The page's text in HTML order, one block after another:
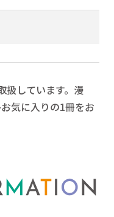
扱しています。漫
気に入りの1冊をお